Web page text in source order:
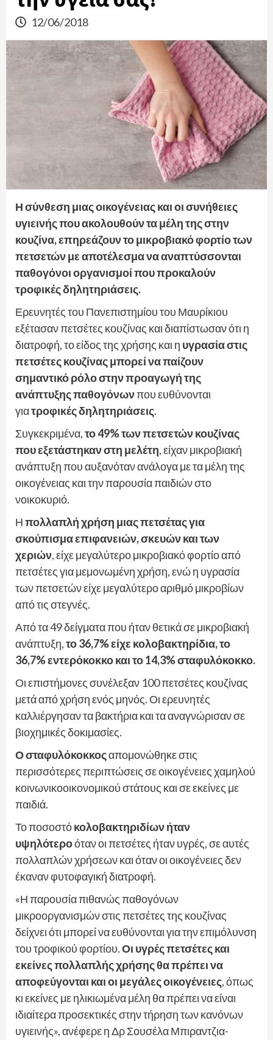
12/06/2018
Η σύνθεση μιας οικογένειας και οι συνήθειες
υγιεινής που ακολουθούν τα μέλη της στην
κουζίνα, επηρεάζουν το μικροβιακό φορτίο των
πετσετών με αποτέλεσμα να αναπτύσσονται
παθογόνοι οργανισμοί που προκαλούν
τροφικές δηλητηριάσεις.
Ερευνητές του Πανεπιστημίου του Μαυρίκιου
εξέτασαν πετσέτες κουζίνας και διαπίστωσαν ότι η
διατροφή, το είδος της χρήσης και η υγρασία στις
πετσέτες κουζίνας μπορεί να παίζουν
σημαντικό ρόλο στην προαγωγή της
ανάπτυξης παθογόνωνπου ευθύνονται
γιατροφικές δηλητηριάσεις.
Συγκεκριμένα,το 49% των πετσετών κουζίνας
που εξετάστηκαν στη μελέτη, είχαν μικροβιακή
ανάπτυξη που αυξανόταν ανάλογα με τα μέλη της
οικογένειας και την παρουσία παιδιών στο
νοικοκυριό.
Ηπολλαπλή χρήση μιας πετσέτας για
σκούπισμα επιφανειών, σκευών και των
χεριών, είχε μεγαλύτερο μικροβιακό φορτίο από
πετσέτες για μεμονωμένη χρήση, ενώ η υγρασία
των πετσετών είχε μεγαλύτερο αριθμό μικροβίων
από τις στεγνές.
Από τα 49 δείγματα που ήταν θετικά σε μικροβιακή
ανάπτυξη,το 36,7% είχε κολοβακτηρίδια, το
36,7% εντερόκοκκο και το 14,3% σταφυλόκοκκο.
Οι επιστήμονες συνέλεξαν 100 πετσέτες κουζίνας
μετά από χρήση ενός μηνός. Οι ερευνητές
καλλιέργησαν τα βακτήρια και τα αναγνώρισαν σε
βιοχημικές δοκιμασίες.
Ο σταφυλόκοκκοςαπομονώθηκε στις
περισσότερες περιπτώσεις σε οικογένειες χαμηλού
κοινωνικοοικονομικού στάτους και σε εκείνες με
παιδιά.
Το ποσοστόκολοβακτηριδίων ήταν
υψηλότεροόταν οι πετσέτες ήταν υγρές, σε αυτές
πολλαπλών χρήσεων και όταν οι οικογένειες δεν
έκαναν φυτοφαγική διατροφή.
«Η παρουσία πιθανώς παθογόνων
μικροοργανισμών στις πετσέτες της κουζίνας
δείχνει ότι μπορεί να ευθύνονται για την επιμόλυνση
του τροφικού φορτίου.Οι υγρές πετσέτες και
εκείνες πολλαπλής χρήσης θα πρέπει να
αποφεύγονται και οι μεγάλες οικογένειες, όπως
κι εκείνες με ηλικιωμένα μέλη θα πρέπει να είναι
ιδιαίτερα προσεκτικές στην τήρηση των κανόνων
υγιεινής», ανέφερε η Δρ Σουσέλα Μπιραντζια-